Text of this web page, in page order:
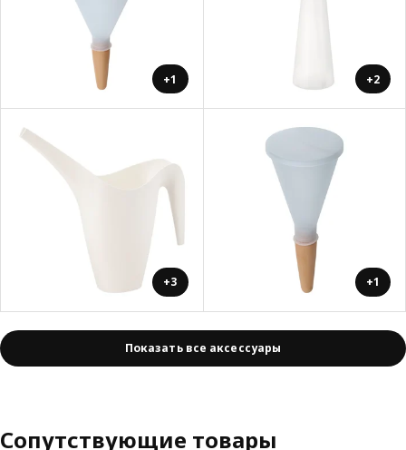
+1 +2
+3 +1
Показать все аксессуары
Сопутствующие товары